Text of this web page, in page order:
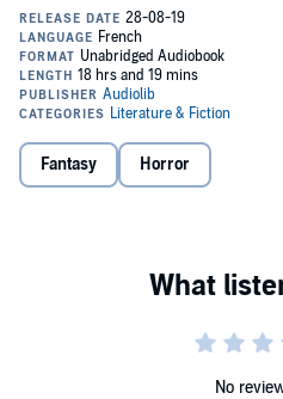
l'existence des Creed, et l'on se
cauchemardesque...
réjouissante qu'angoissante.
best-sellers mondiaux, a été porté
©2019 Audiolib (P)2019 Audiolib
Fantasy Horror
No